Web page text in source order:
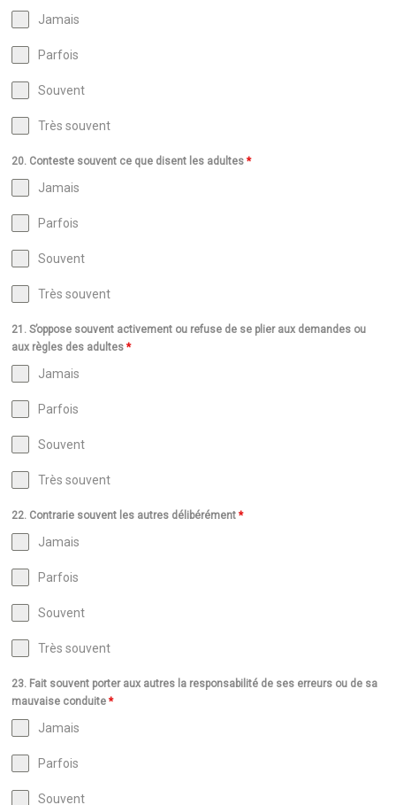
Jamais
Parfois
Souvent
Très souvent
20. Conteste souvent ce que disent les adultes*
Jamais
Parfois
Souvent
Très souvent
21. S’oppose souvent activement ou refuse de se plier aux demandes ou
aux règles des adultes*
Jamais
Parfois
Souvent
Très souvent
22. Contrarie souvent les autres délibérément*
Jamais
Parfois
Souvent
Très souvent
23. Fait souvent porter aux autres la responsabilité de ses erreurs ou de sa
mauvaise conduite*
Jamais
Parfois
Souvent